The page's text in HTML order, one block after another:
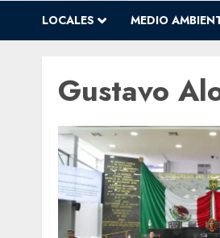
LOCALES MEDIO
Gustavo